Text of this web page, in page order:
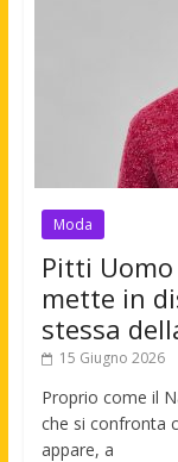
Moda
Pitti
mette in
stessa
15 Giugno 2026
Proprio come il
che si confronta
appare, a